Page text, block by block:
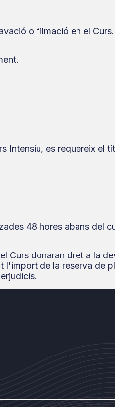
o filmació en el
Intensiu, es requereix el
48 hores abans del
Curs donaran dret a la
l'import de la reserva de